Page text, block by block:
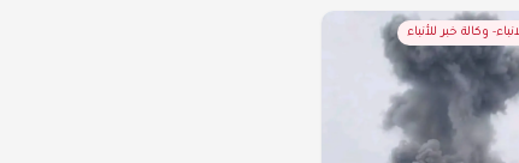
وكالة خبر للأنباء